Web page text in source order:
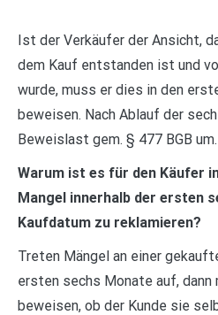
Ist der Verkäufer der Ansicht,
dem Kauf entstanden ist und
wurde, muss er dies in den
beweisen. Nach Ablauf der
Beweislast gem. § 477 BGB um.
Warum ist es für den Käufer
Mangel innerhalb der ersten
Kaufdatum zu reklamieren?
Treten Mängel an einer
ersten sechs Monate auf, dann
beweisen, ob der Kunde sie